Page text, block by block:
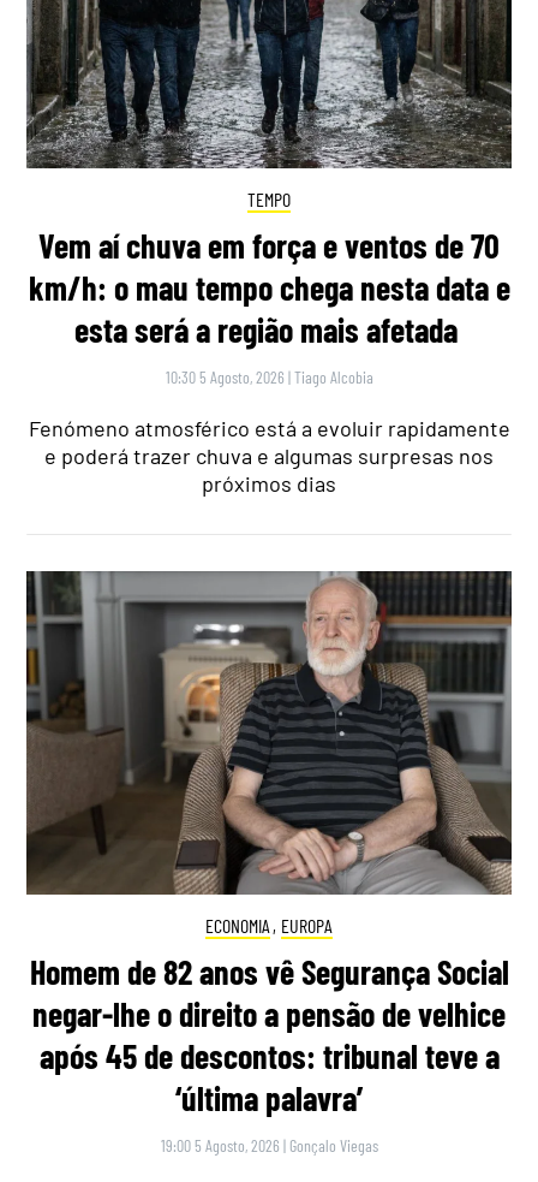
TEMPO
Vem aí chuva em força e ventos de 70
km/h: o mau tempo chega nesta data e
esta será a região mais afetada
10:30 5 Agosto, 2026 |Tiago Alcobia
Fenómeno atmosférico está a evoluir rapidamente
e poderá trazer chuva e algumas surpresas nos
próximos dias
ECONOMIA , EUROPA
Homem de 82 anos vê Segurança Social
negar-lhe o direito a pensão de velhice
após 45 de descontos: tribunal teve a
‘última palavra’
19:00 5 Agosto, 2026 | Gonçalo Viegas